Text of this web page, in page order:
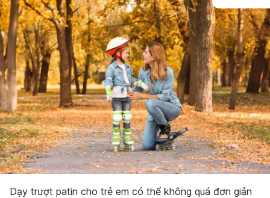
Dạy trượt patin cho trẻ em có thể không quá đơn giản